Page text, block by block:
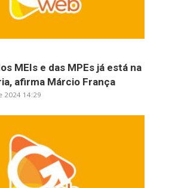
MEIs e das MPEs já está na
afirma Márcio França
2024 14:29